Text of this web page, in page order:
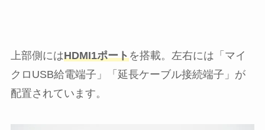
上部側にはHDMI1ポートを搭載。左右には「マイ
クロUSB給電端子」「延長ケーブル接続端子」が
配置されています。